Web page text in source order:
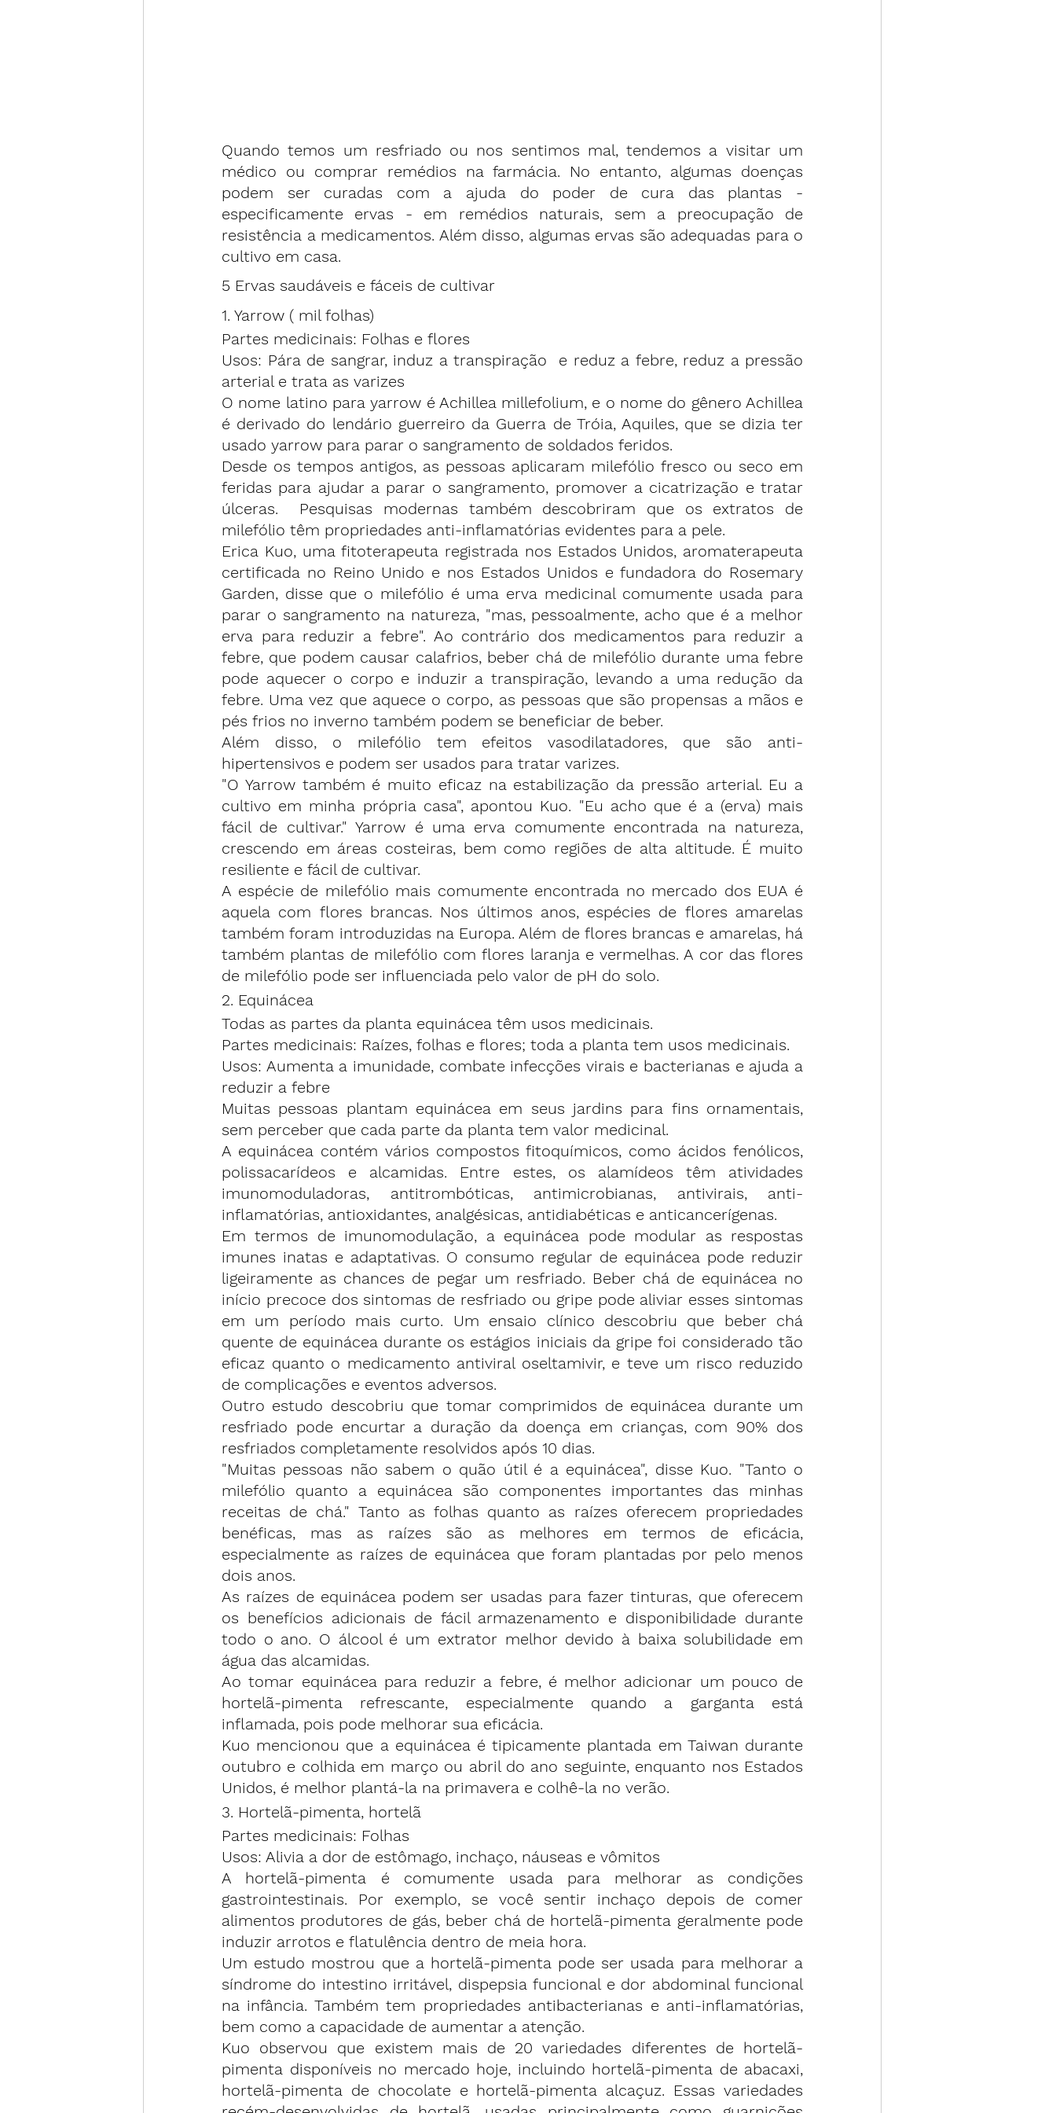
Quando temos um resfriado ou nos sentimos mal, tendemos a visitar um
médico ou comprar remédios na farmácia. No entanto, algumas doenças
podem ser curadas com a ajuda do poder de cura das plantas -
especificamente ervas - em remédios naturais, sem a preocupação de
resistência a medicamentos. Além disso, algumas ervas são adequadas para o
cultivo em casa.
5 Ervas saudáveis e fáceis de cultivar
1. Yarrow ( mil folhas)
Partes medicinais: Folhas e flores
Usos: Pára de sangrar, induz a transpiração  e reduz a febre, reduz a pressão
arterial e trata as varizes
O nome latino para yarrow é Achillea millefolium, e o nome do gênero Achillea
é derivado do lendário guerreiro da Guerra de Tróia, Aquiles, que se dizia ter
usado yarrow para parar o sangramento de soldados feridos.
Desde os tempos antigos, as pessoas aplicaram milefólio fresco ou seco em
feridas para ajudar a parar o sangramento, promover a cicatrização e tratar
úlceras. Pesquisas modernas também descobriram que os extratos de
milefólio têm propriedades anti-inflamatórias evidentes para a pele.
Erica Kuo, uma fitoterapeuta registrada nos Estados Unidos, aromaterapeuta
certificada no Reino Unido e nos Estados Unidos e fundadora do Rosemary
Garden, disse que o milefólio é uma erva medicinal comumente usada para
parar o sangramento na natureza, "mas, pessoalmente, acho que é a melhor
erva para reduzir a febre". Ao contrário dos medicamentos para reduzir a
febre, que podem causar calafrios, beber chá de milefólio durante uma febre
pode aquecer o corpo e induzir a transpiração, levando a uma redução da
febre. Uma vez que aquece o corpo, as pessoas que são propensas a mãos e
pés frios no inverno também podem se beneficiar de beber.
Além disso, o milefólio tem efeitos vasodilatadores, que são anti-
hipertensivos e podem ser usados para tratar varizes.
"O Yarrow também é muito eficaz na estabilização da pressão arterial. Eu a
cultivo em minha própria casa", apontou Kuo. "Eu acho que é a (erva) mais
fácil de cultivar." Yarrow é uma erva comumente encontrada na natureza,
crescendo em áreas costeiras, bem como regiões de alta altitude. É muito
resiliente e fácil de cultivar.
A espécie de milefólio mais comumente encontrada no mercado dos EUA é
aquela com flores brancas. Nos últimos anos, espécies de flores amarelas
também foram introduzidas na Europa. Além de flores brancas e amarelas, há
também plantas de milefólio com flores laranja e vermelhas. A cor das flores
de milefólio pode ser influenciada pelo valor de pH do solo.
2. Equinácea
Todas as partes da planta equinácea têm usos medicinais.
Partes medicinais: Raízes, folhas e flores; toda a planta tem usos medicinais.
Usos: Aumenta a imunidade, combate infecções virais e bacterianas e ajuda a
reduzir a febre
Muitas pessoas plantam equinácea em seus jardins para fins ornamentais,
sem perceber que cada parte da planta tem valor medicinal.
A equinácea contém vários compostos fitoquímicos, como ácidos fenólicos,
polissacarídeos e alcamidas. Entre estes, os alamídeos têm atividades
imunomoduladoras, antitrombóticas, antimicrobianas, antivirais, anti-
inflamatórias, antioxidantes, analgésicas, antidiabéticas e anticancerígenas.
Em termos de imunomodulação, a equinácea pode modular as respostas
imunes inatas e adaptativas. O consumo regular de equinácea pode reduzir
ligeiramente as chances de pegar um resfriado. Beber chá de equinácea no
início precoce dos sintomas de resfriado ou gripe pode aliviar esses sintomas
em um período mais curto. Um ensaio clínico descobriu que beber chá
quente de equinácea durante os estágios iniciais da gripe foi considerado tão
eficaz quanto o medicamento antiviral oseltamivir, e teve um risco reduzido
de complicações e eventos adversos.
Outro estudo descobriu que tomar comprimidos de equinácea durante um
resfriado pode encurtar a duração da doença em crianças, com 90% dos
resfriados completamente resolvidos após 10 dias.
"Muitas pessoas não sabem o quão útil é a equinácea", disse Kuo. "Tanto o
milefólio quanto a equinácea são componentes importantes das minhas
receitas de chá." Tanto as folhas quanto as raízes oferecem propriedades
benéficas, mas as raízes são as melhores em termos de eficácia,
especialmente as raízes de equinácea que foram plantadas por pelo menos
dois anos.
As raízes de equinácea podem ser usadas para fazer tinturas, que oferecem
os benefícios adicionais de fácil armazenamento e disponibilidade durante
todo o ano. O álcool é um extrator melhor devido à baixa solubilidade em
água das alcamidas.
Ao tomar equinácea para reduzir a febre, é melhor adicionar um pouco de
hortelã-pimenta refrescante, especialmente quando a garganta está
inflamada, pois pode melhorar sua eficácia.
Kuo mencionou que a equinácea é tipicamente plantada em Taiwan durante
outubro e colhida em março ou abril do ano seguinte, enquanto nos Estados
Unidos, é melhor plantá-la na primavera e colhê-la no verão.
3. Hortelã-pimenta, hortelã
Partes medicinais: Folhas
Usos: Alivia a dor de estômago, inchaço, náuseas e vômitos
A hortelã-pimenta é comumente usada para melhorar as condições
gastrointestinais. Por exemplo, se você sentir inchaço depois de comer
alimentos produtores de gás, beber chá de hortelã-pimenta geralmente pode
induzir arrotos e flatulência dentro de meia hora.
Um estudo mostrou que a hortelã-pimenta pode ser usada para melhorar a
síndrome do intestino irritável, dispepsia funcional e dor abdominal funcional
na infância. Também tem propriedades antibacterianas e anti-inflamatórias,
bem como a capacidade de aumentar a atenção.
Kuo observou que existem mais de 20 variedades diferentes de hortelã-
pimenta disponíveis no mercado hoje, incluindo hortelã-pimenta de abacaxi,
hortelã-pimenta de chocolate e hortelã-pimenta alcaçuz. Essas variedades